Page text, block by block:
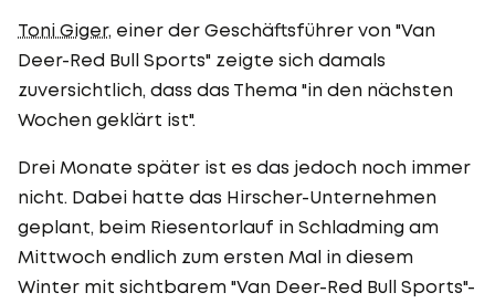
Toni Giger, einer der Geschäftsführer von "Van
Deer-Red Bull Sports" zeigte sich damals
zuversichtlich, dass das Thema "in den nächsten
Wochen geklärt ist".
Drei Monate später ist es das jedoch noch immer
nicht. Dabei hatte das Hirscher-Unternehmen
geplant, beim Riesentorlauf in Schladming am
Mittwoch endlich zum ersten Mal in diesem
Winter mit sichtbarem "Van Deer-Red Bull Sports"-